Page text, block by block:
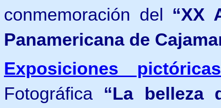
conmemoración del “XX
Panamericana de
Exposiciones
Fotográfica “La belleza